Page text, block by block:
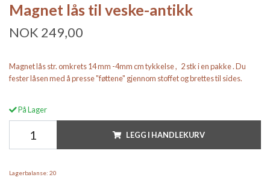
Magnet lås til veske-antikk
NOK 249,00
Magnet lås str. omkrets 14 mm -4mm cm tykkelse , 2 stk i en pakke . Du
fester låsen med å presse "føttene" gjennom stoffet og brettes til sides.
På Lager
LEGG I HANDLEKURV
Lagerbalanse: 20